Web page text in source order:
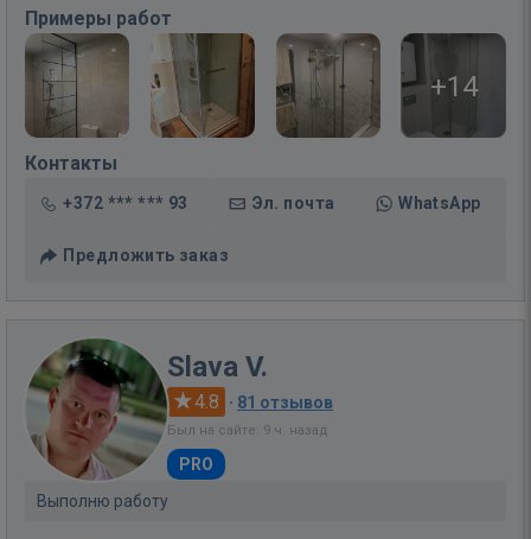
Примеры работ
+14
Контакты
+372 *** *** 93 Эл. почта WhatsApp
Предложить заказ
Slava V.
4.8 · 81 отзывов
Был на сайте: 9 ч. назад
PRO
Выполню работу